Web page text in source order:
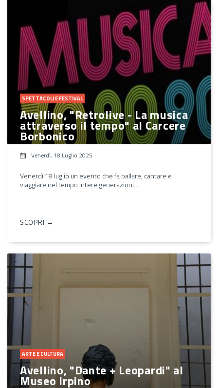
SPETTACOLI E FESTIVAL
Avellino, "Retrolive - La musica
attraverso il tempo" al Carcere
Borbonico
Venerdì, 18 Luglio 2025
Venerdì 18 luglio un evento che fa ballare, cantare e
viaggiare nel tempo intere generazioni...
SCOPRI →
ARTE E CULTURA
Avellino, "Dante + Leopardi" al
Museo Irpino